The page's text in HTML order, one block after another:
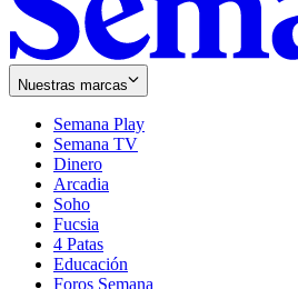
Nuestras marcas
Semana Play
Semana TV
Dinero
Arcadia
Soho
in
new
window
Fucsia
in
new
window
4 Patas
Educación
Foros Semana